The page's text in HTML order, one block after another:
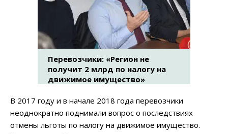
Перевозчики: «Регион не
получит 2 млрд по налогу на
движимое имущество»
В 2017 году и в начале 2018 года перевозчики
неоднократно поднимали вопрос о последствиях
отмены льготы по налогу на движимое имущество.